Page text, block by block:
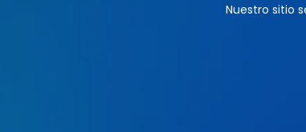
Nuestro sitio